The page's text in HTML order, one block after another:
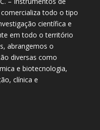
todo o tipo
científica e
em todo o território
abrangemos o
diversas como
e biotecnologia,
clínica e